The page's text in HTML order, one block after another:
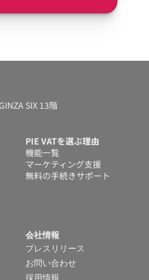
SIX 13階
PIE VATを選ぶ理由
機能一覧
マーケティング支援
無料の手続きサポート
会社情報
プレスリリース
お問い合わせ
採用情報